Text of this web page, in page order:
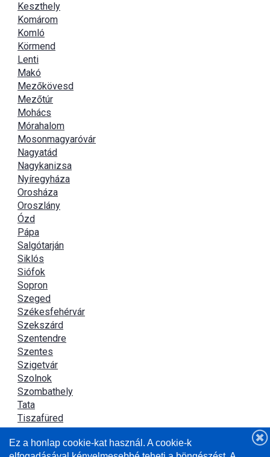
Keszthely
Komárom
Komló
Körmend
Lenti
Makó
Mezőkövesd
Mezőtúr
Mohács
Mórahalom
Mosonmagyaróvár
Nagyatád
Nagykanizsa
Nyíregyháza
Orosháza
Oroszlány
Ózd
Pápa
Salgótarján
Siklós
Siófok
Sopron
Szeged
Székesfehérvár
Szekszárd
Szentendre
Szentes
Szigetvár
Szolnok
Szombathely
Tata
Tiszafüred
Újszász
Ez a honlap cookie-kat használ. A cookie-k